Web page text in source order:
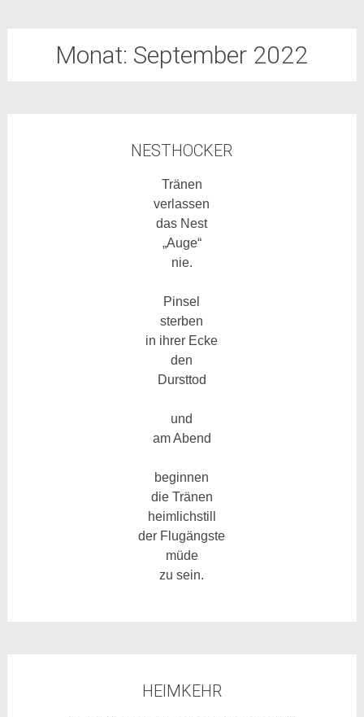
Monat: September 2022
NESTHOCKER
Tränen
verlassen
das Nest
„Auge“
nie.
Pinsel
sterben
in ihrer Ecke
den
Dursttod
und
am Abend
beginnen
die Tränen
heimlichstill
der Flugängste
müde
zu sein.
HEIMKEHR